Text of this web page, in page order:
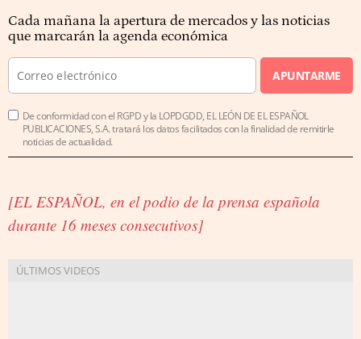
Cada mañana la apertura de mercados y las noticias
que marcarán la agenda económica
APUNTARME
De conformidad con el RGPD y la LOPDGDD, EL LEÓN DE EL ESPAÑOL
PUBLICACIONES, S.A. tratará los datos facilitados con la finalidad de remitirle
noticias de actualidad.
[EL ESPAÑOL, en el podio de la prensa española
durante 16 meses consecutivos]